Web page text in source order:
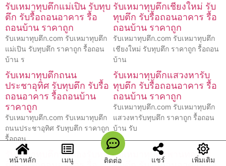
รับเหมาทุบตึกแม่เปิน รับทุบ
ตึก รับรื้อถอนอาคาร รื้อ
ถอนบ้าน ราคาถูก
รับเหมาทุบตึก.com รับเหมาทุบตึก
แม่เปิน รับทุบตึก ราคาถูก รื้อถอน
บ้าน ร
รับเหมาทุบตึกเชียงใหม่ รับ
ทุบตึก รับรื้อถอนอาคาร รื้อ
ถอนบ้าน ราคาถูก
รับเหมาทุบตึก.com รับเหมาทุบตึก
เชียงใหม่ รับทุบตึก ราคาถูก รื้อถอน
บ้าน
รับเหมาทุบตึกถนน
ประชาอุทิศ รับทุบตึก รับรื้อ
ถอนอาคาร รื้อถอนบ้าน
ราคาถูก
รับเหมาทุบตึก.com รับเหมาทุบตึก
ถนนประชาอุทิศ รับทุบตึก ราคาถูก
รื้อถอน
รับเหมาทุบตึกแสวงหารับ
ทุบตึก รับรื้อถอนอาคาร รื้อ
ถอนบ้าน ราคาถูก
รับเหมาทุบตึก.com รับเหมาทุบตึก
แสวงหารับทุบตึก ราคาถูก รื้อถอน
บ้าน รับ
รับเหมาทุบตึกบ่อทองรับทุบ รับเหมาทุบตึกพานทองรับ
หน้าหลัก เมนู ติดต่อ แชร์ เพิ่มเติม